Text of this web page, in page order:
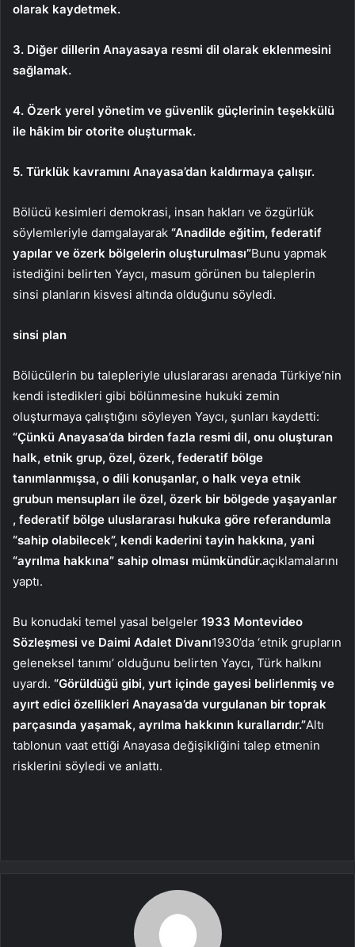
olarak kaydetmek.
3. Diğer dillerin Anayasaya resmi dil olarak eklenmesini
sağlamak.
4. Özerk yerel yönetim ve güvenlik güçlerinin teşekkülü
ile hâkim bir otorite oluşturmak.
5. Türklük kavramını Anayasa’dan kaldırmaya çalışır.
Bölücü kesimleri demokrasi, insan hakları ve özgürlük
söylemleriyle damgalayarak “Anadilde eğitim, federatif
yapılar ve özerk bölgelerin oluşturulması”Bunu yapmak
istediğini belirten Yaycı, masum görünen bu taleplerin
sinsi planların kisvesi altında olduğunu söyledi.
sinsi plan
Bölücülerin bu talepleriyle uluslararası arenada Türkiye’nin
kendi istedikleri gibi bölünmesine hukuki zemin
oluşturmaya çalıştığını söyleyen Yaycı, şunları kaydetti:
“Çünkü Anayasa’da birden fazla resmi dil, onu oluşturan
halk, etnik grup, özel, özerk, federatif bölge
tanımlanmışsa, o dili konuşanlar, o halk veya etnik
grubun mensupları ile özel, özerk bir bölgede yaşayanlar
, federatif bölge uluslararası hukuka göre referandumla
“sahip olabilecek”, kendi kaderini tayin hakkına, yani
“ayrılma hakkına” sahip olması mümkündür.açıklamalarını
yaptı.
Bu konudaki temel yasal belgeler 1933 Montevideo
Sözleşmesi ve Daimi Adalet Divanı1930’da ‘etnik grupların
geleneksel tanımı’ olduğunu belirten Yaycı, Türk halkını
uyardı. “Görüldüğü gibi, yurt içinde gayesi belirlenmiş ve
ayırt edici özellikleri Anayasa’da vurgulanan bir toprak
parçasında yaşamak, ayrılma hakkının kurallarıdır.”Altı
tablonun vaat ettiği Anayasa değişikliğini talep etmenin
risklerini söyledi ve anlattı.